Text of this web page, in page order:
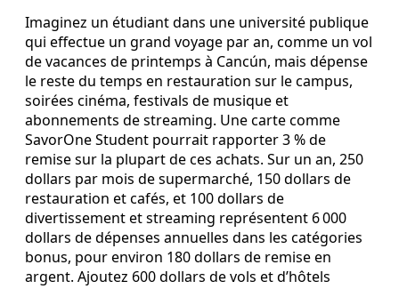
Imaginez un étudiant dans une université publique
qui effectue un grand voyage par an, comme un vol
de vacances de printemps à Cancún, mais dépense
le reste du temps en restauration sur le campus,
soirées cinéma, festivals de musique et
abonnements de streaming. Une carte comme
SavorOne Student pourrait rapporter 3 % de
remise sur la plupart de ces achats. Sur un an, 250
dollars par mois de supermarché, 150 dollars de
restauration et cafés, et 100 dollars de
divertissement et streaming représentent 6 000
dollars de dépenses annuelles dans les catégories
bonus, pour environ 180 dollars de remise en
argent. Ajoutez 600 dollars de vols et d’hôtels